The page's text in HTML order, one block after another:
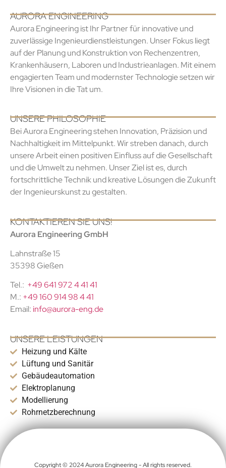
AURORA ENGINEERING
Aurora Engineering ist Ihr Partner für innovative und
zuverlässige Ingenieurdienstleistungen. Unser Fokus liegt
auf der Planung und Konstruktion von Rechenzentren,
Krankenhäusern, Laboren und Industrieanlagen. Mit einem
engagierten Team und modernster Technologie setzen wir
Ihre Visionen in die Tat um.
UNSERE PHILOSOPHIE
Bei Aurora Engineering stehen Innovation, Präzision und
Nachhaltigkeit im Mittelpunkt. Wir streben danach, durch
unsere Arbeit einen positiven Einfluss auf die Gesellschaft
und die Umwelt zu nehmen. Unser Ziel ist es, durch
fortschrittliche Technik und kreative Lösungen die Zukunft
der Ingenieurskunst zu gestalten.
KONTAKTIEREN SIE UNS!
Aurora Engineering GmbH
Lahnstraße 15
35398 Gießen
Tel.: +49 641 972 4 41 41
M.: +49 160 914 98 4 41
Email: info@aurora-eng.de
UNSERE LEISTUNGEN
Heizung und Kälte
Lüftung und Sanitär
Gebäudeautomation
Elektroplanung
Modellierung
Rohrnetzberechnung
Copyright © 2024 Aurora Engineering - All rights reserved.